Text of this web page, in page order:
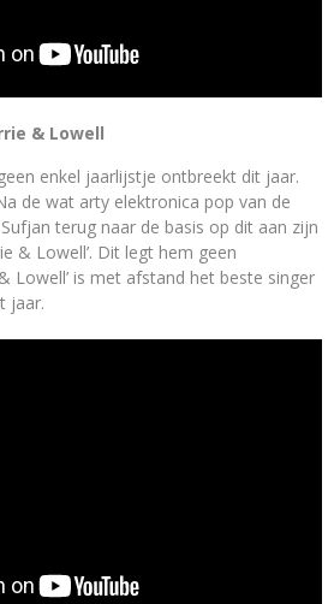
& Lowell
enkel jaarlijstje ontbreekt dit jaar.
de wat arty elektronica pop van de
terug naar de basis op dit aan zijn
& Lowell’. Dit legt hem geen
Lowell’ is met afstand het beste singer
jaar.